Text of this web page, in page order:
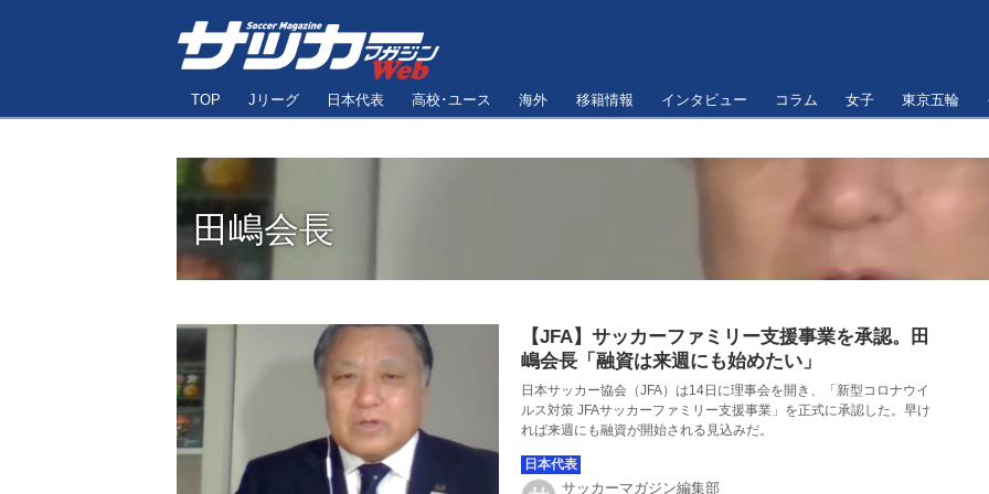
TOP Jリーグ 日本代表 高校･ユース 海外 移籍情報 インタビュー コラム 女子 東京五輪
田嶋会長
【JFA】サッカーファミリー支援事業を承認。田
嶋会長「融資は来週にも始めたい」
日本サッカー協会（JFA）は14日に理事会を開き、「新型コロナウイ
ルス対策 JFAサッカーファミリー支援事業」を正式に承認した。早け
れば来週にも融資が開始される見込みだ。
サッカーマガジン編集部